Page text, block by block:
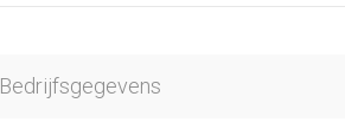
Bedrijfsgegevens